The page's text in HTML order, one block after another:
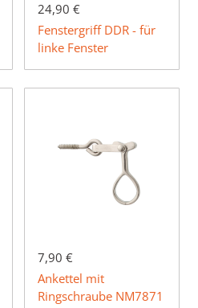
24,90 €
Fenstergriff DDR - für
linke Fenster
7,90 €
Ankettel mit
Ringschraube NM7871